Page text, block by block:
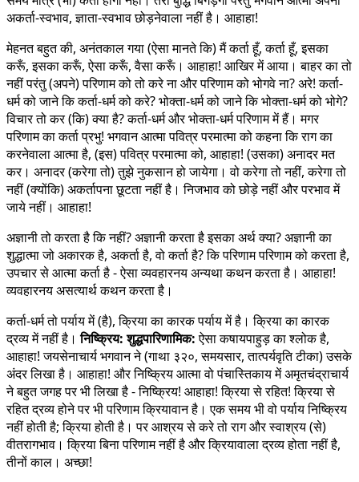
अकर्ता-स्वभाव, ज्ञाता-स्वभाव छोड़नेवाला नहीं है। आहाहा!
मेहनत बहुत की, अनंतकाल गया (ऐसा मानते कि) मैं कर्ता हूँ, कर्ता हूँ, इसका
करूँ, इसका करूँ, ऐसा करूँ, वैसा करूँ। आहाहा! आखिर में आया। बाहर का तो
नहीं परंतु (अपने) परिणाम को तो करे ना और परिणाम को भोगवे ना? अरे! कर्ता-
धर्म को जाने कि कर्ता-धर्म को करे? भोक्ता-धर्म को जाने कि भोक्ता-धर्म को भोगे?
विचार तो कर (कि) क्या है? कर्ता-धर्म और भोक्ता-धर्म परिणाम में हैं। मगर
परिणाम का कर्ता प्रभु! भगवान आत्मा पवित्र परमात्मा को कहना कि राग का
करनेवाला आत्मा है, (इस) पवित्र परमात्मा को, आहाहा! (उसका) अनादर मत
कर। अनादर (करेगा तो) तुझे नुकसान हो जायेगा। वो करेगा तो नहीं, करेगा तो
नहीं (क्योंकि) अकर्तापना छूटता नहीं है। निजभाव को छोड़े नहीं और परभाव में
जाये नहीं। आहाहा!
अज्ञानी तो करता है कि नहीं? अज्ञानी करता है इसका अर्थ क्या? अज्ञानी का
शुद्धात्मा जो अकारक है, अकर्ता है, वो कर्ता है? कि परिणाम परिणाम को करता है,
उपचार से आत्मा कर्ता है - ऐसा व्यवहारनय अन्यथा कथन करता है। आहाहा!
व्यवहारनय असत्यार्थ कथन करता है।
कर्ता-धर्म तो पर्याय में (है), क्रिया का कारक पर्याय में है। क्रिया का कारक
द्रव्य में नहीं है।निष्क्रिय: शुद्धपारिणामिक:ऐसा कषायपाहुड़ का श्लोक है,
आहाहा! जयसेनाचार्य भगवान ने (गाथा ३२०, समयसार, तात्पर्यवृति टीका) उसके
अंदर लिखा है। आहाहा! और निष्क्रिय आत्मा वो पंचास्तिकाय में अमृतचंद्राचार्य
ने बहुत जगह पर भी लिखा है - निष्क्रिय! आहाहा! क्रिया से रहित! क्रिया से
रहित द्रव्य होने पर भी परिणाम क्रियावान है। एक समय भी वो पर्याय निष्क्रिय
नहीं होती है; क्रिया होती है। पर आश्रय से करे तो राग और स्वाश्रय (से)
वीतरागभाव। क्रिया बिना परिणाम नहीं है और क्रियावाला द्रव्य होता नहीं है,
तीनों काल। अच्छा!